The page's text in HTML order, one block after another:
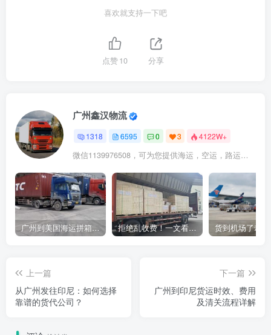
喜欢就支持一下吧
点赞10 分享
广州鑫汉物流
1318 6595 0 3 4122W+
微信1139976508，可为您提供海运，空运，路运，铁路运输
广州到美国海运拼箱多少钱？2024年最新运费构成+隐藏费用避坑指南 拒绝乱收费！一文看懂中国货代计费套路，教你避开所有隐形坑
上一篇
从广州发往印尼：如何选择
靠谱的货代公司？
下一篇
广州到印尼货运时效、费用
及清关流程详解